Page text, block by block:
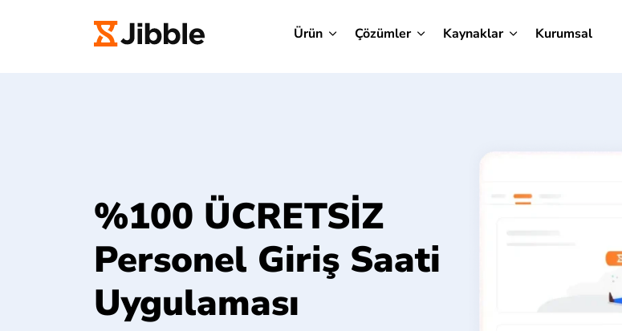
Ürün Çözümler Kaynaklar Kurumsal
%100 ÜCRETSİZ
Personel Giriş Saati
Uygulaması